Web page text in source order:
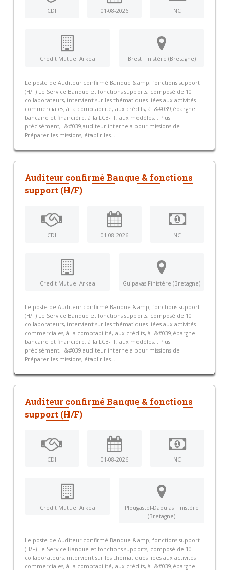
CDI 01-08-2026 NC
Credit Mutuel Arkea Brest Finistère (Bretagne)
Le poste de Auditeur confirmé Banque &amp; fonctions support
(H/F) Le Service Banque et fonctions supports, composé de 10
collaborateurs, intervient sur les thématiques liées aux activités
commerciales, à la comptabilité, aux crédits, à l&#039;épargne
bancaire et financière, à la LCB-FT, aux modèles... Plus
précisément, l&#039;auditeur interne a pour missions de :
Préparer les missions, établir les...
Auditeur confirmé Banque & fonctions
support (H/F)
CDI 01-08-2026 NC
Credit Mutuel Arkea Guipavas Finistère (Bretagne)
Le poste de Auditeur confirmé Banque &amp; fonctions support
(H/F) Le Service Banque et fonctions supports, composé de 10
collaborateurs, intervient sur les thématiques liées aux activités
commerciales, à la comptabilité, aux crédits, à l&#039;épargne
bancaire et financière, à la LCB-FT, aux modèles... Plus
précisément, l&#039;auditeur interne a pour missions de :
Préparer les missions, établir les...
Auditeur confirmé Banque & fonctions
support (H/F)
CDI 01-08-2026 NC
Credit Mutuel Arkea
Plougastel-Daoulas Finistère
(Bretagne)
Le poste de Auditeur confirmé Banque &amp; fonctions support
(H/F) Le Service Banque et fonctions supports, composé de 10
collaborateurs, intervient sur les thématiques liées aux activités
commerciales, à la comptabilité, aux crédits, à l&#039;épargne